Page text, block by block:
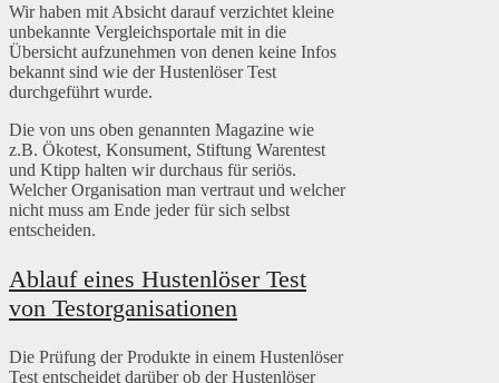
Wir haben mit Absicht darauf verzichtet kleine
unbekannte Vergleichsportale mit in die
Übersicht aufzunehmen von denen keine Infos
bekannt sind wie der Hustenlöser Test
durchgeführt wurde.
Die von uns oben genannten Magazine wie
z.B. Ökotest, Konsument, Stiftung Warentest
und Ktipp halten wir durchaus für seriös.
Welcher Organisation man vertraut und welcher
nicht muss am Ende jeder für sich selbst
entscheiden.
Ablauf eines Hustenlöser Test
von Testorganisationen
Die Prüfung der Produkte in einem Hustenlöser
Test entscheidet darüber ob der Hustenlöser